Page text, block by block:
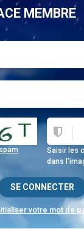
MEMBRE
Saisir les
dans
votre mot de